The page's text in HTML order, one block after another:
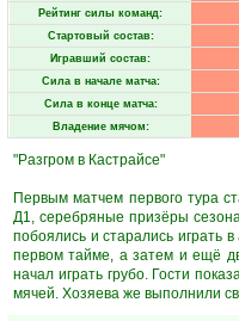
Рейтинг силы команд:
Стартовый состав:
Игравший состав:
Сила в начале матча:
Сила в конце матча:
Владение мячом:
"Разгром в Кастрайсе"
Первым матчем первого тура
Д1, серебряные призёры
побоялись и старались играть
первом тайме, а затем и ещё
начал играть грубо. Гости
мячей. Хозяева же выполнили